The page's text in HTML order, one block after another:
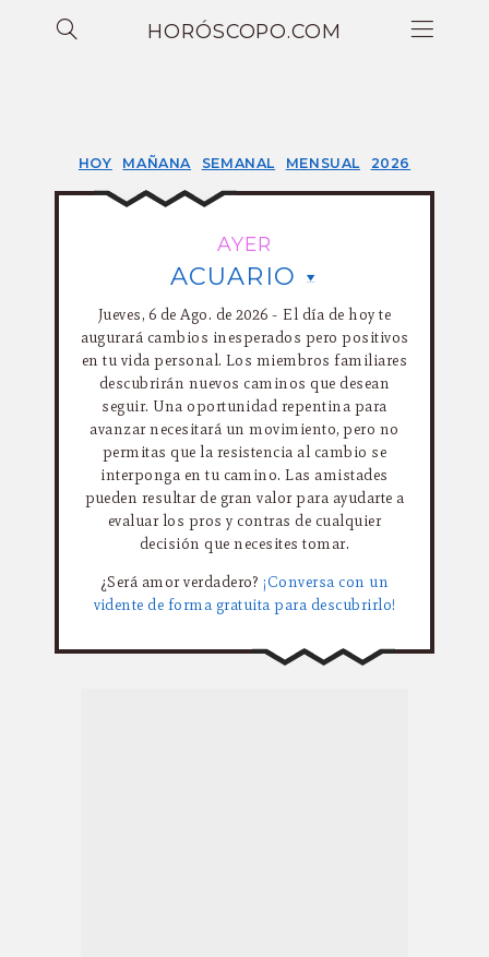
HORÓSCOPO.COM
HOY MAÑANA SEMANAL MENSUAL 2026
AYER
ACUARIO
Jueves, 6 de Ago. de 2026 - El día de hoy te
augurará cambios inesperados pero positivos
en tu vida personal. Los miembros familiares
descubrirán nuevos caminos que desean
seguir. Una oportunidad repentina para
avanzar necesitará un movimiento, pero no
permitas que la resistencia al cambio se
interponga en tu camino. Las amistades
pueden resultar de gran valor para ayudarte a
evaluar los pros y contras de cualquier
decisión que necesites tomar.
¿Será amor verdadero? ¡Conversa con un
vidente de forma gratuita para descubrirlo!